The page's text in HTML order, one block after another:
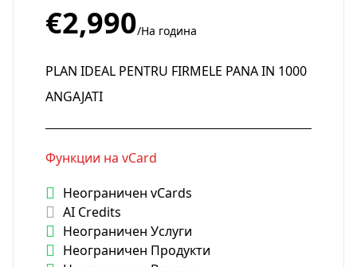
€2,990/На година
PLAN IDEAL PENTRU FIRMELE PANA IN 1000
ANGAJATI
Функции на vCard
Неограничен vCards
AI Credits
Неограничен Услуги
Неограничен Продукти